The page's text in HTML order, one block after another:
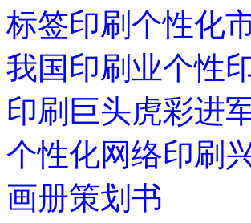
标签印刷个性化
我国印刷业个性
印刷巨头虎彩进
个性化网络印刷
画册策划书